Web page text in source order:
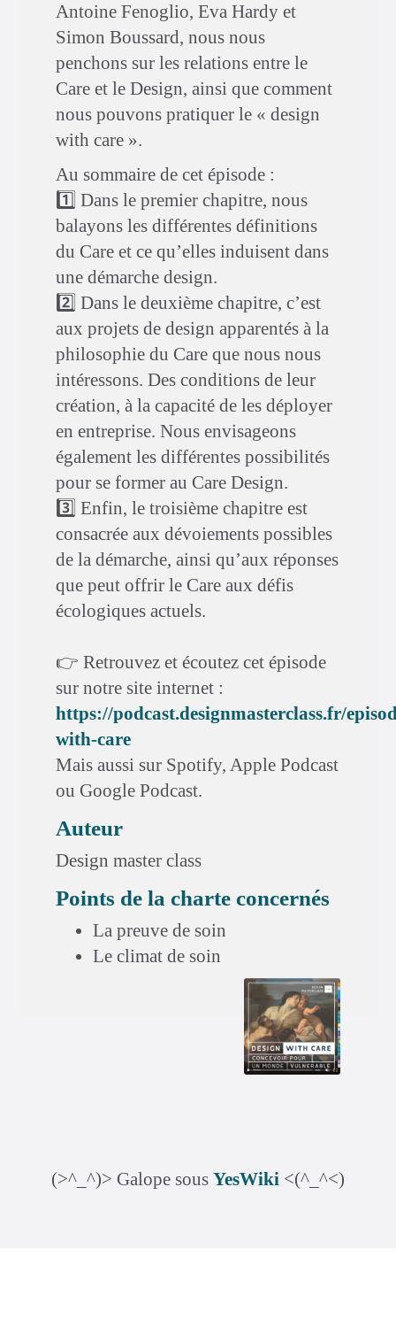
Antoine Fenoglio, Eva Hardy et
Simon Boussard, nous nous
penchons sur les relations entre le
Care et le Design, ainsi que comment
nous pouvons pratiquer le « design
with care ».
Au sommaire de cet épisode :
1️⃣ Dans le premier chapitre, nous
balayons les différentes définitions
du Care et ce qu’elles induisent dans
une démarche design.
2️⃣ Dans le deuxième chapitre, c’est
aux projets de design apparentés à la
philosophie du Care que nous nous
intéressons. Des conditions de leur
création, à la capacité de les déployer
en entreprise. Nous envisageons
également les différentes possibilités
pour se former au Care Design.
3️⃣ Enfin, le troisième chapitre est
consacrée aux dévoiements possibles
de la démarche, ainsi qu’aux réponses
que peut offrir le Care aux défis
écologiques actuels.
👉 Retrouvez et écoutez cet épisode
sur notre site internet :
https://podcast.designmasterclass.fr/
with-care
Mais aussi sur Spotify, Apple Podcast
ou Google Podcast.
Auteur
Design master class
Points de la charte concernés
La preuve de soin
Le climat de soin
(>^_^)> Galope sous YesWiki <(^_^<)